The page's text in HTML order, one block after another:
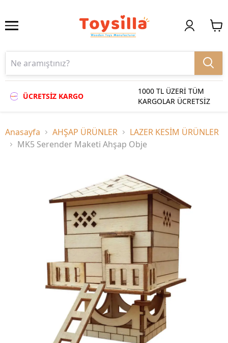
ÜCRETSİZ KARGO
1000 TL ÜZERİ TÜM
KARGOLAR ÜCRETSİZ
Anasayfa AHŞAP ÜRÜNLER
LAZER KESİM ÜRÜNLER
MK5 Serender Maketi Ahşap Obje